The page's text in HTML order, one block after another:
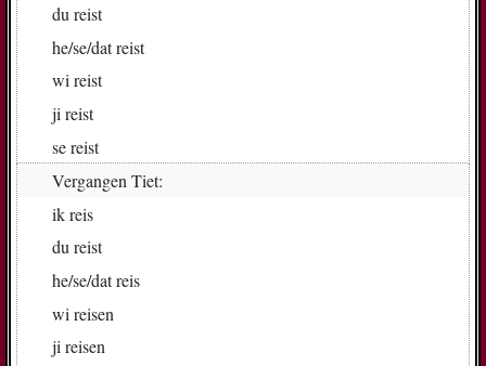
dureist
he/se/datreist
wireist
ji reist
sereist
Vergangen Tiet:
ikreis
dureist
he/se/datreis
wi rei­sen
jirei­sen